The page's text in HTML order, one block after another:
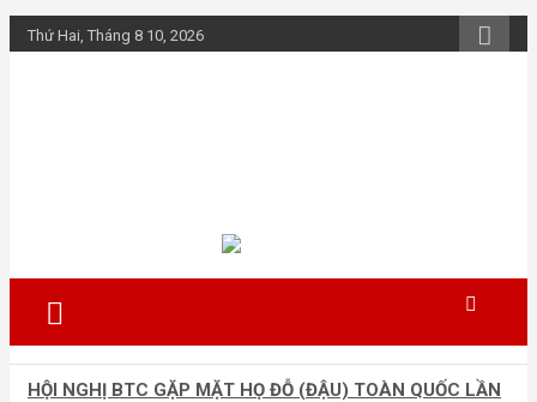
Skip
to
Thứ Hai, Tháng 8 10, 2026
HỘI NGHỊ BTC GẶP MẶT HỌ ĐỖ (ĐẬU) TOÀN QUỐC LẦN